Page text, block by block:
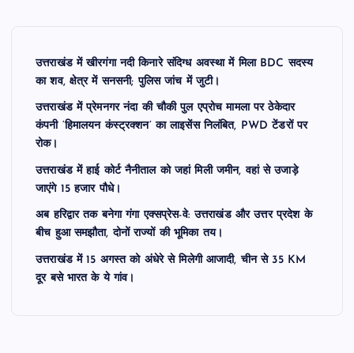
उत्तराखंड में खीरगंगा नदी किनारे संदिग्ध अवस्था में मिला BDC सदस्य
का शव, क्षेत्र में सनसनी; पुलिस जांच में जुटी।
उत्तराखंड में प्रेमनगर नंदा की चौकी पुल एप्रोच मामला पर ठेकेदार
कंपनी ‘हिमालयन कंस्ट्रक्शन’ का लाइसेंस निलंबित, PWD टेंडरों पर
रोक।
उत्तराखंड में हाई कोर्ट नैनीताल को जहां मिली जमीन, वहां से उजाड़े
जाएंगे 15 हजार पौधे।
अब हरिद्वार तक बनेगा गंगा एक्सप्रेस-वे: उत्तराखंड और उत्तर प्रदेश के
बीच हुआ समझौता, दोनों राज्यों की भूमिका तय।
उत्तराखंड में 15 अगस्त को अंधेरे से मिलेगी आजादी, चीन से 35 KM
दूर बसे भारत के ये गांव।